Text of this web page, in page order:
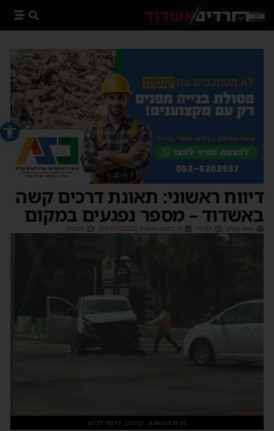
פתח
דיווח ראשוני: תאונת דרכים קשה
באשדוד – מספר נפגעים במקום
משה קאהן 11:02 ה׳ בתמוז תשפ״ה (01/07/2025) תגובות
זירת התאונה. קרדיט: דיווחי לכיש